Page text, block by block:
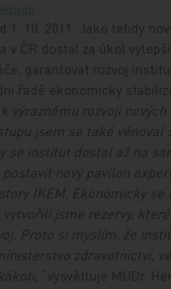
1. 10. 2011. Jako tehdy
v ČR dostal za úkol
garantovat rozvoj
řadě ekonomicky
výraznému rozvoji
jsem se také věnoval
se institut dostal až na
nový pavilon
IKEM. Ekonomicky se
jsme rezervy,
Proto si myslím, že
zdravotnictví,
vysvětluje MUDr.